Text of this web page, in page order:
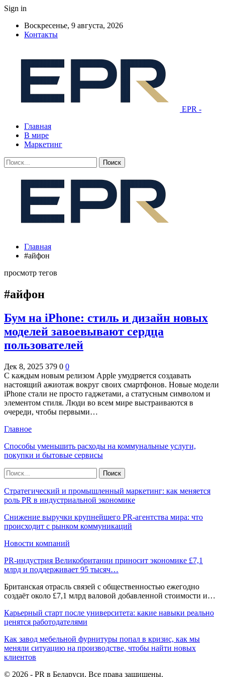
Sign in
Воскресенье, 9 августа, 2026
Контакты
EPR -
Главная
В мире
Маркетинг
Главная
#айфон
просмотр тегов
#айфон
Бум на iPhone: стиль и дизайн новых
моделей завоевывают сердца
пользователей
Дек 8, 2025 379 0 0
С каждым новым релизом Apple умудряется создавать
настоящий ажиотаж вокруг своих смартфонов. Новые модели
iPhone стали не просто гаджетами, а статусным символом и
элементом стиля. Люди во всем мире выстраиваются в
очереди, чтобы первыми…
Главное
Способы уменьшить расходы на коммунальные услуги,
покупки и бытовые сервисы
Стратегический и промышленный маркетинг: как меняется
роль PR в индустриальной экономике
Снижение выручки крупнейшего PR-агентства мира: что
происходит с рынком коммуникаций
Новости компаний
PR-индустрия Великобритании приносит экономике £7,1
млрд и поддерживает 95 тысяч…
Британская отрасль связей с общественностью ежегодно
создаёт около £7,1 млрд валовой добавленной стоимости и…
Карьерный старт после университета: какие навыки реально
ценятся работодателями
Как завод мебельной фурнитуры попал в кризис, как мы
меняли ситуацию на производстве, чтобы найти новых
клиентов
© 2026 - PR в Беларуси. Все права защищены.